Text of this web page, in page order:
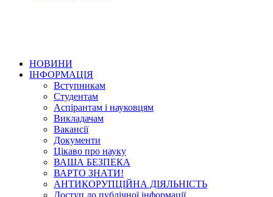
НОВИНИ
ІНФОРМАЦІЯ
Вступникам
Студентам
Аспірантам і науковцям
Викладачам
Вакансії
Документи
Цікаво про науку
ВАША БЕЗПЕКА
ВАРТО ЗНАТИ!
АНТИКОРУПЦІЙНА ДІЯЛЬНІСТЬ
Доступ до публічної інформації